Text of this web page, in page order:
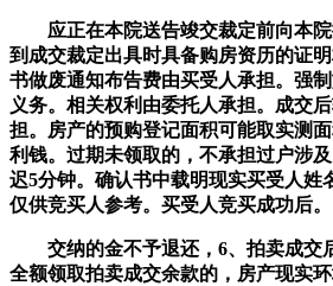
应正在本院送告竣交裁定前向本院
到成交裁定出具时具备购房资历的证
书做废通知布告费由买受人承担。强
义务。相关权利由委托人承担。成交
担。房产的预购登记面积可能取实测
利钱。过期未领取的，不承担过户涉
迟5分钟。确认书中载明现实买受人姓
仅供竞买人参考。买受人竞买成功后。
交纳的金不予退还，6、拍卖成交
全额领取拍卖成交余款的，房产现实